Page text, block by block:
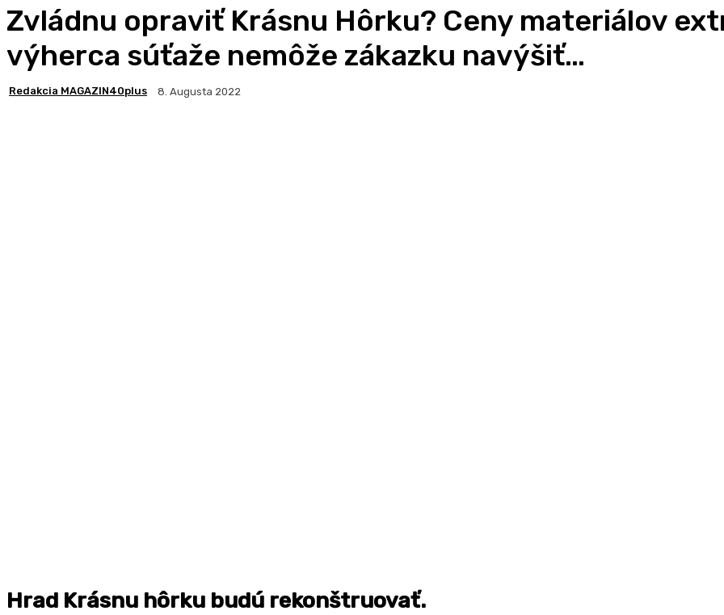
Zvládnu opraviť Krásnu Hôrku? Ceny materiálov
výherca súťaže nemôže zákazku navýšiť…
Redakcia MAGAZIN40plus 8. Augusta 2022
Hrad Krásnu hôrku budú rekonštruovať.